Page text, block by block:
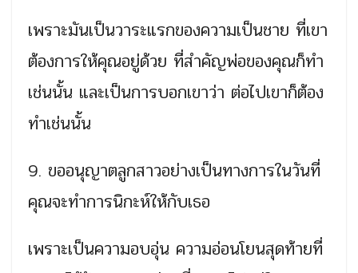
เพราะมันเป็นวาระแรกของความเป็นชาย ที่เขา
ต้องการให้คุณอยู่ด้วย ที่สำคัญพ่อของคุณก็ทำ
เช่นนั้น และเป็นการบอกเขาว่า ต่อไปเขาก็ต้อง
ทำเช่นนั้น
9. ขออนุญาตลูกสาวอย่างเป็นทางการในวันที่
คุณจะทำการนิกะห์ให้กับเธอ
เพราะเป็นความอบอุ่น ความอ่อนโยนสุดท้ายที่